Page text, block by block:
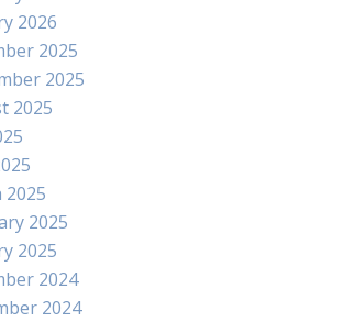
2026
2025
2025
2025
2025
2025
2025
2024
2024